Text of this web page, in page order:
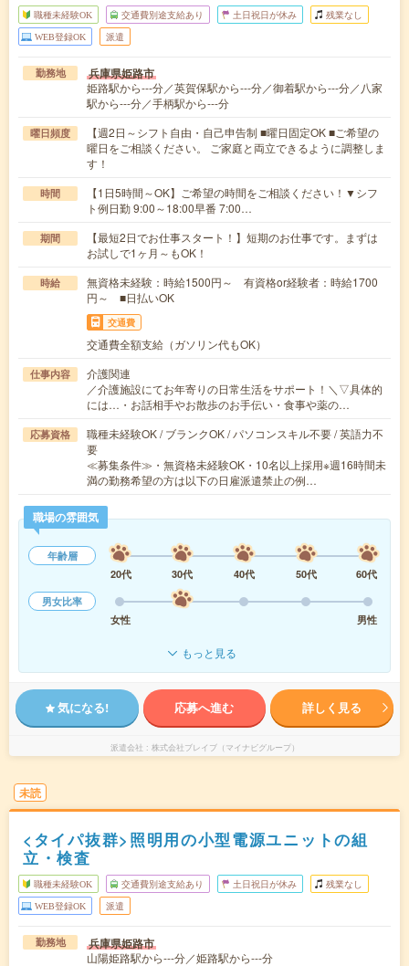
職種未経験OK 交通費別途支給あり 土日祝日が休み 残業なし
WEB登録OK 派遣
勤務地 兵庫県姫路市
姫路駅から---分／英賀保駅から---分／御着駅から---分／八家
駅から---分／手柄駅から---分
曜日頻度
【週2日～シフト自由・自己申告制 ■曜日固定OK ■ご希望の
曜日をご相談ください。 ご家庭と両立できるように調整しま
す！
時間
【1日5時間～OK】ご希望の時間をご相談ください！▼シフ
ト例日勤 9:00～18:00早番 7:00…
期間
【最短2日でお仕事スタート！】短期のお仕事です。まずは
お試しで1ヶ月～もOK！
時給
無資格未経験：時給1500円～ 有資格or経験者：時給1700
円～ ■日払いOK
交通費
交通費全額支給（ガソリン代もOK）
仕事内容
介護関連
／介護施設にてお年寄りの日常生活をサポート！＼▽具体的
には…・お話相手やお散歩のお手伝い・食事や薬の…
応募資格
職種未経験OK / ブランクOK / パソコンスキル不要 / 英語力不
要
≪募集条件≫・無資格未経験OK・10名以上採用※週16時間未
満の勤務希望の方は以下の日雇派遣禁止の例…
職場の雰囲気
年齢層
20代
30代 40代 50代
60代
男女比率
女性
男性
もっと見る
気になる! 応募へ進む 詳しく見る
派遣会社 株式会社ブレイブ（マイナビグループ）
未読
<タイパ抜群>照明用の小型電源ユニットの組
立・検査
職種未経験OK 交通費別途支給あり 土日祝日が休み 残業なし
WEB登録OK 派遣
勤務地 兵庫県姫路市
山陽姫路駅から---分／姫路駅から---分